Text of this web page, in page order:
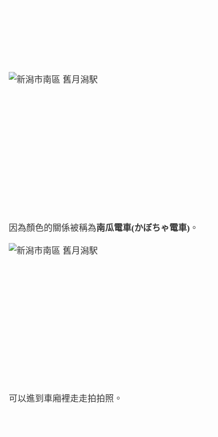
因為顏色的關係被稱為南瓜電車(かぼちゃ電車)。
可以進到車廂裡走走拍拍照。